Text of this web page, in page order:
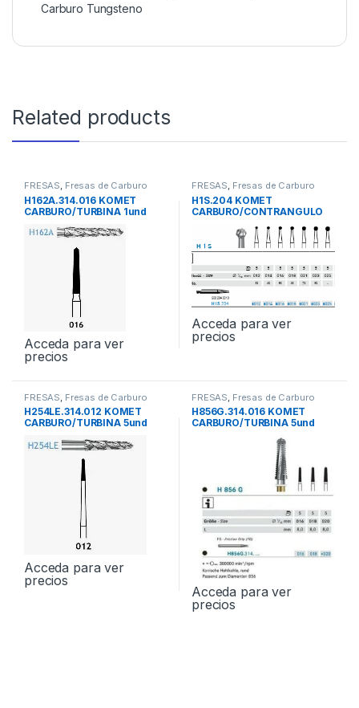
Carburo Tungsteno
Related products
FRESAS Fresas de Carburo
Tungsteno
H162A.314.016 KOMET
CARBURO/TURBINA 1und
Acceda para ver
precios
FRESAS Fresas de Carburo
Tungsteno
H1S.204 KOMET
CARBURO/CONTRANGULO
Acceda para ver
precios
FRESAS Fresas de Carburo
Tungsteno
H254LE.314.012 KOMET
CARBURO/TURBINA 5und
Acceda para ver
precios
FRESAS Fresas de Carburo
Tungsteno
H856G.314.016 KOMET
CARBURO/TURBINA 5und
Acceda para ver
precios